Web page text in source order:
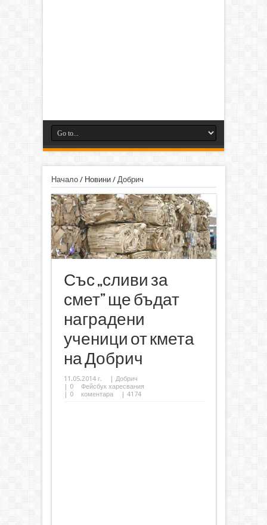
Начало/ Новини/ Добрич
Със „сливи за
смет” ще бъдат
наградени
ученици от кмета
на Добрич
11.05.2014 г. | Добрич
| 0
Фейсбук харесвания
| 0 коментара | 4174